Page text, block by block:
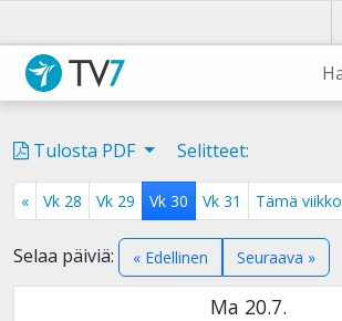
Tulosta PDF Selitteet:
« Vk 28 Vk 29 Vk 30 Vk 31 Tämä viikko
Selaa päiviä: « Edellinen Seuraava »
Ma 20.7.